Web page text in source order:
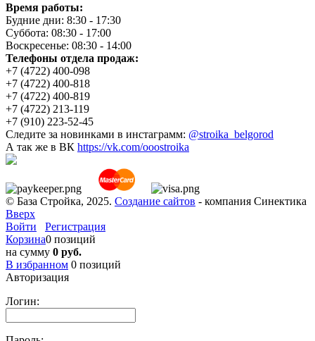
Время работы:
Будние дни: 8:30 - 17:30
Суббота: 08:30 - 17:00
Воскресенье: 08:30 - 14:00
Телефоны отдела продаж:
+7 (4722) 400-098
+7 (4722) 400-818
+7 (4722) 400-819
+7 (4722) 213-119
+7 (910) 223-52-45
Следите за новинками в инстаграмм: @stroika_belgorod
А так же в ВК https://vk.com/ooostroika
© База Стройка, 2025. Создание сайтов - компания Синектика
Вверх
Войти
Регистрация
Корзина0 позиций
на сумму 0 руб.
В избранном 0 позиций
Авторизация
Логин: